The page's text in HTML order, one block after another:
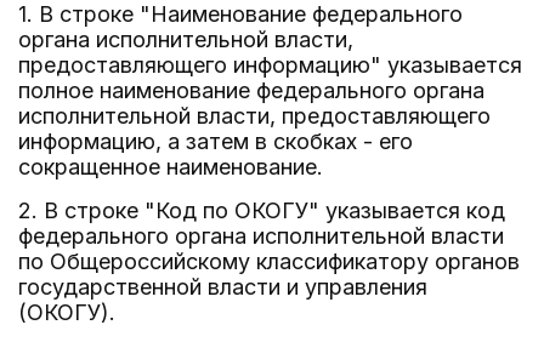
1. В строке "Наименование федерального
органа исполнительной власти,
предоставляющего информацию" указывается
полное наименование федерального органа
исполнительной власти, предоставляющего
информацию, а затем в скобках - его
сокращенное наименование.
2. В строке "Код по ОКОГУ" указывается код
федерального органа исполнительной власти
по Общероссийскому классификатору органов
государственной власти и управления
(ОКОГУ).